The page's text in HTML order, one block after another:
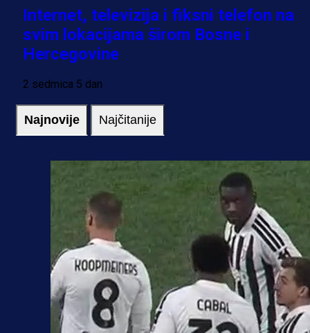
Internet, televizija i fiksni telefon na
svim lokacijama širom Bosne i
Hercegovine
2 sedmica 5 dan
Najnovije Najčitanije